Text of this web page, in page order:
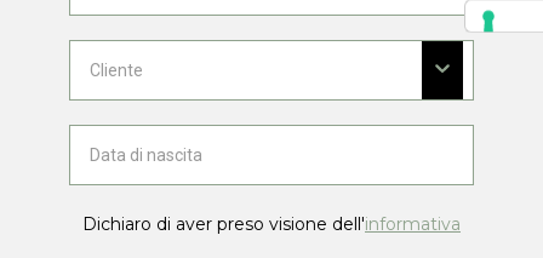
Dichiaro di aver preso visione dell'informativa